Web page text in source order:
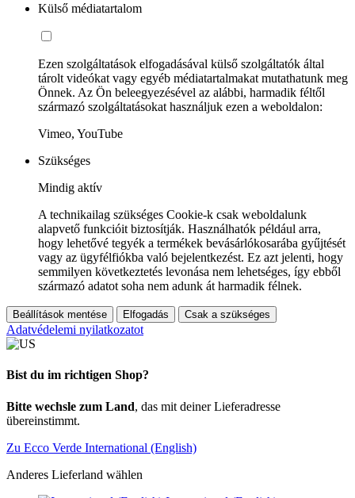
Külső médiatartalom
Ezen szolgáltatások elfogadásával külső szolgáltatók által
tárolt videókat vagy egyéb médiatartalmakat mutathatunk meg
Önnek. Az Ön beleegyezésével az alábbi, harmadik féltől
származó szolgáltatásokat használjuk ezen a weboldalon:
Vimeo, YouTube
Szükséges
Mindig aktív
A technikailag szükséges Cookie-k csak weboldalunk
alapvető funkcióit biztosítják. Használhatók például arra,
hogy lehetővé tegyék a termékek bevásárlókosarába gyűjtését
vagy az ügyfélfiókba való bejelentkezést. Ez azt jelenti, hogy
semmilyen következtetés levonása nem lehetséges, így ebből
származó adatot soha nem adunk át harmadik félnek.
Beállítások mentése Elfogadás Csak a szükséges
Adatvédelemi nyilatkozatot
Bist du im richtigen Shop?
Bitte wechsle zum Land, das mit deiner Lieferadresse
übereinstimmt.
Zu Ecco Verde International (English)
Anderes Lieferland wählen